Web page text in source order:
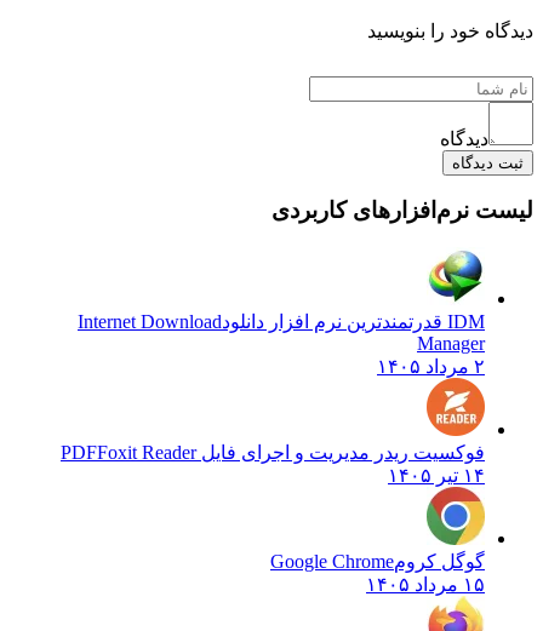
دیدگاه خود را بنویسید
دیدگاه
ثبت دیدگاه
لیست نرم‌افزارهای کاربردی
IDM قدرتمندترین نرم افزار دانلود
Internet Download
Manager
۲ مرداد ۱۴۰۵
فوکسیت ریدر مدیریت و اجرای فایل PDFFoxit Reader
۱۴ تیر ۱۴۰۵
گوگل کرومGoogle Chrome
۱۵ مرداد ۱۴۰۵